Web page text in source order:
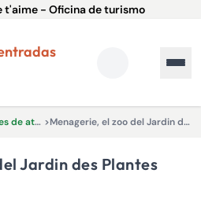
t'aime - Oficina de turismo
Parques de atracciones > Menagerie, el zoo del Jardin des Plantes Ticket